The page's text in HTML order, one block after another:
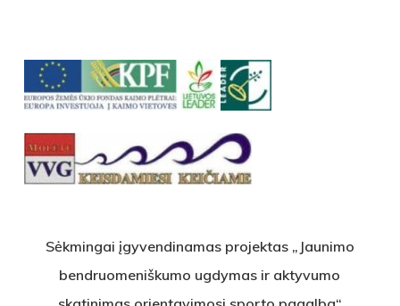
Sėkmingai įgyvendinamas projektas „Jaunimo
bendruomeniškumo ugdymas ir aktyvumo